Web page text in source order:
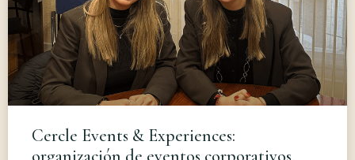
Cercle Events & Experiences:
organización de eventos corporativos,